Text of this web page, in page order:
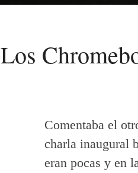
Los
Comentaba el
charla inaugural
eran pocas y en